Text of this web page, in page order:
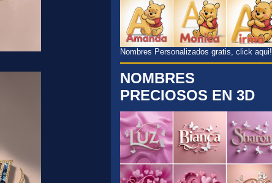
Nombres Personalizados gratis, click aqui!
NOMBRES
PRECIOSOS EN 3D